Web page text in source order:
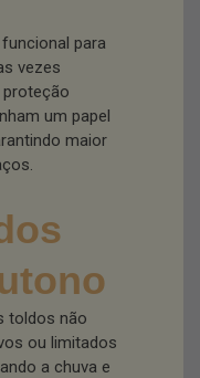
para
vezes
um papel
maior
toldos não
ou limitados
a chuva e